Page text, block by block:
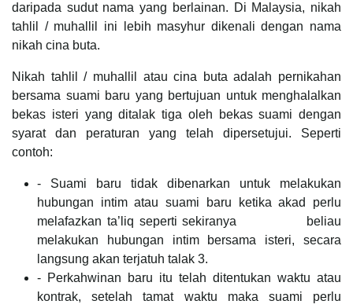
daripada sudut nama yang berlainan. Di Malaysia, nikah
tahlil / muhallil ini lebih masyhur dikenali dengan nama
nikah cina buta.
Nikah tahlil / muhallil atau cina buta adalah pernikahan
bersama suami baru yang bertujuan untuk menghalalkan
bekas isteri yang ditalak tiga oleh bekas suami dengan
syarat dan peraturan yang telah dipersetujui. Seperti
contoh:
- Suami baru tidak dibenarkan untuk melakukan
hubungan intim atau suami baru ketika akad perlu
melafazkan ta’liq seperti sekiranya beliau
melakukan hubungan intim bersama isteri, secara
langsung akan terjatuh talak 3.
- Perkahwinan baru itu telah ditentukan waktu atau
kontrak, setelah tamat waktu maka suami perlu